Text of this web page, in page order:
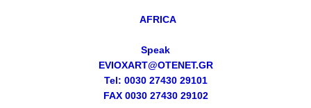
AFRICA
Speak
EVIOXART@OTENET.GR
Tel: 0030 27430 29101
FAX 0030 27430 29102